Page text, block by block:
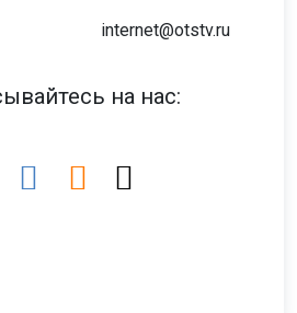
internet@otstv.ru
на нас: